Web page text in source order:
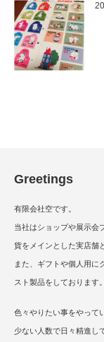
Greetings
有限会社空です。
当社はショップや展示会
貨をメインとした実店舗
また、ギフトや個人用に
スト製品をしております。
色々やりたい事をやって
少ない人数で日々精進し